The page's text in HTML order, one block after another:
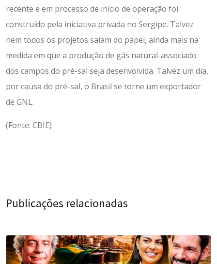
recente e em processo de início de operação foi
construído pela iniciativa privada no Sergipe. Talvez
nem todos os projetos saiam do papel, ainda mais na
medida em que a produção de gás natural-associado
dos campos do pré-sal seja desenvolvida. Talvez um dia,
por causa do pré-sal, o Brasil se torne um exportador
de GNL.
(Fonte: CBIE)
Publicações relacionadas